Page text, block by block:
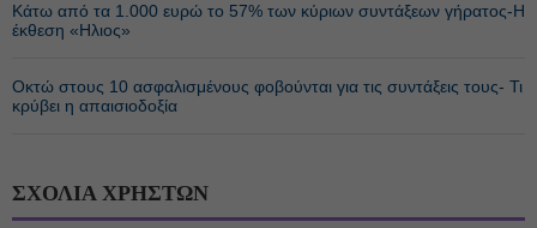
Κάτω από τα 1.000 ευρώ το 57% των κύριων συντάξεων γήρατος-Η
έκθεση «Ηλιος»
Οκτώ στους 10 ασφαλισμένους φοβούνται για τις συντάξεις τους- Τι
κρύβει η απαισιοδοξία
ΣΧΟΛΙΑ ΧΡΗΣΤΩΝ